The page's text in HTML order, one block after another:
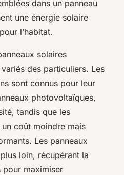
dans un panneau
une énergie solaire
l’habitat.
solaires
des particuliers. Les
sont connus pour leur
photovoltaïques,
tandis que les
coût moindre mais
Les panneaux
loin, récupérant la
pour maximiser